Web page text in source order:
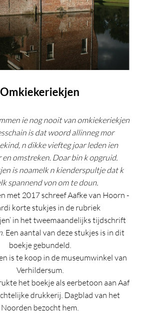
Omkiekeriekjen
ie nog nooit van omkiekeriekjen
is dat woord allinneg mor
n dikke viefteg joar leden ien
en omstreken. Doar bin k opgruid.
is noamelk n kienderspultje dat k
spannend von om te doun.
met 2017 schreef Aafke van Hoorn -
korte stukjes in de rubriek
in het tweemaandelijks tijdschrift
. Een aantal van deze stukjes is in dit
boekje gebundeld.
is te koop in de museumwinkel van
Verhildersum.
het boekje als eerbetoon aan Aaf
drukkerij. Dagblad van het
Noorden bezocht hem.